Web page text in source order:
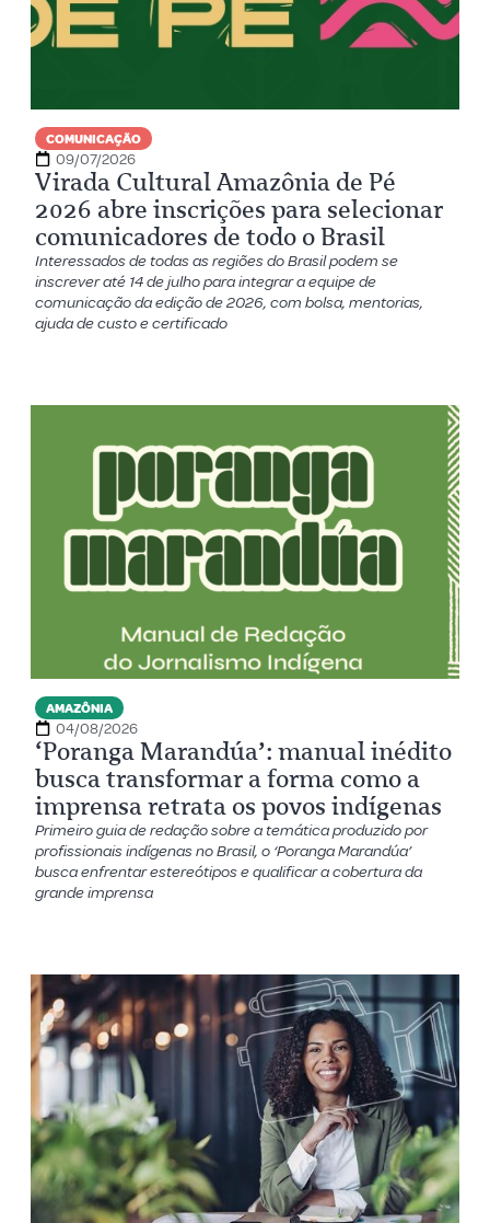
COMUNICAÇÃO
09/07/2026
Virada Cultural Amazônia de Pé
2026 abre inscrições para selecionar
comunicadores de todo o Brasil
Interessados de todas as regiões do Brasil podem se
inscrever até 14 de julho para integrar a equipe de
comunicação da edição de 2026, com bolsa, mentorias,
ajuda de custo e certificado
AMAZÔNIA
04/08/2026
‘Poranga Marandúa’: manual inédito
busca transformar a forma como a
imprensa retrata os povos indígenas
Primeiro guia de redação sobre a temática produzido por
profissionais indígenas no Brasil, o ‘Poranga Marandúa’
busca enfrentar estereótipos e qualificar a cobertura da
grande imprensa